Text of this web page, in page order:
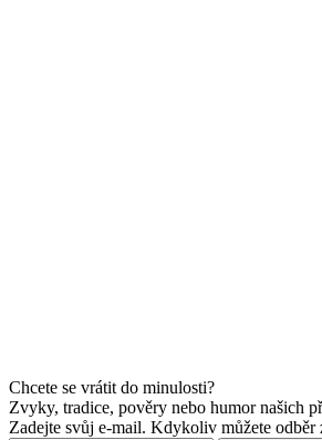
Chcete se vrátit do minulosti?
Zvyky, tradice, pověry nebo humor našich
Zadejte svůj e-mail. Kdykoliv můžete odběr